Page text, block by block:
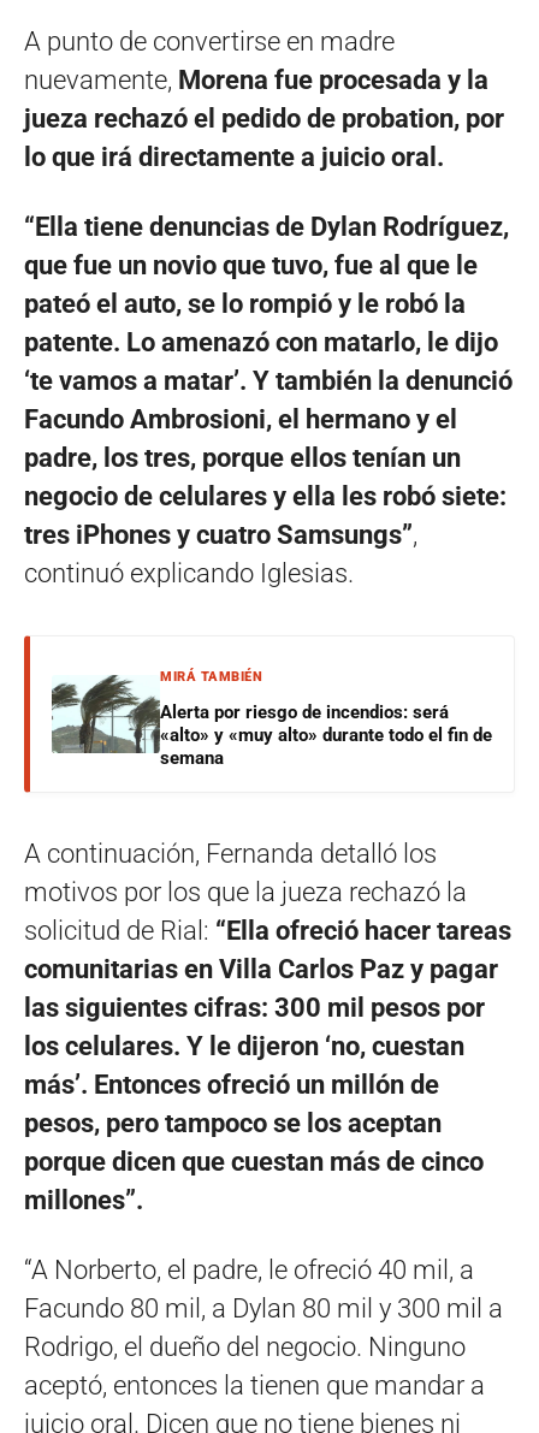
A punto de convertirse en madre
nuevamente, Morena fue procesada y la
jueza rechazó el pedido de probation, por
lo que irá directamente a juicio oral.
“Ella tiene denuncias de Dylan Rodríguez,
que fue un novio que tuvo, fue al que le
pateó el auto, se lo rompió y le robó la
patente. Lo amenazó con matarlo, le dijo
‘te vamos a matar’. Y también la denunció
Facundo Ambrosioni, el hermano y el
padre, los tres, porque ellos tenían un
negocio de celulares y ella les robó siete:
tres iPhones y cuatro Samsungs”,
continuó explicando Iglesias.
MIRÁ TAMBIÉN
Alerta por riesgo de incendios: será
«alto» y «muy alto» durante todo el fin de
semana
A continuación, Fernanda detalló los
motivos por los que la jueza rechazó la
solicitud de Rial: “Ella ofreció hacer tareas
comunitarias en Villa Carlos Paz y pagar
las siguientes cifras: 300 mil pesos por
los celulares. Y le dijeron ‘no, cuestan
más’. Entonces ofreció un millón de
pesos, pero tampoco se los aceptan
porque dicen que cuestan más de cinco
millones”.
“A Norberto, el padre, le ofreció 40 mil, a
Facundo 80 mil, a Dylan 80 mil y 300 mil a
Rodrigo, el dueño del negocio. Ninguno
aceptó, entonces la tienen que mandar a
juicio oral. Dicen que no tiene bienes ni